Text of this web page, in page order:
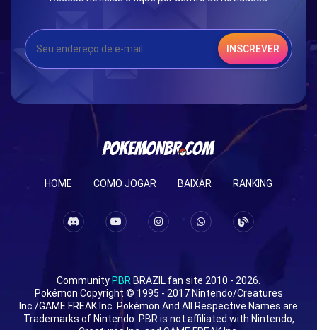
INSCREVER
HOME COMO JOGAR BAIXAR RANKING
Community PBR BRAZIL fan site 2010 - 2026.
Pokémon Copyright © 1995 - 2017 Nintendo/Creatures
Inc./GAME FREAK Inc. Pokémon And All Respective Names are
Trademarks of Nintendo. PBR is not affiliated with Nintendo,